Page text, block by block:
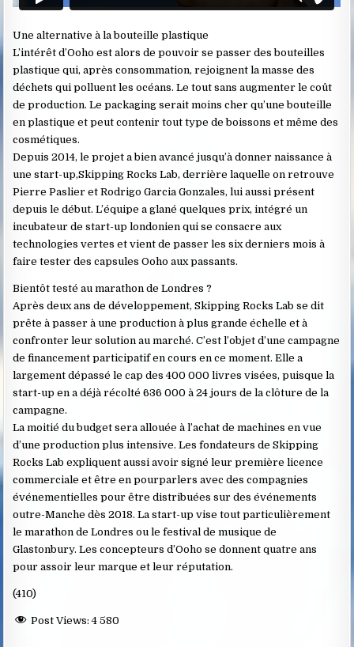
Une alternative à la bouteille plastique
L’intérêt d’Ooho est alors de pouvoir se passer des bouteilles
plastique qui, après consommation, rejoignent la masse des
déchets qui polluent les océans. Le tout sans augmenter le coût
de production. Le packaging serait moins cher qu’une bouteille
en plastique et peut contenir tout type de boissons et même des
cosmétiques.
Depuis 2014, le projet a bien avancé jusqu’à donner naissance à
une start-up,Skipping Rocks Lab, derrière laquelle on retrouve
Pierre Paslier et Rodrigo Garcia Gonzales, lui aussi présent
depuis le début. L’équipe a glané quelques prix, intégré un
incubateur de start-up londonien qui se consacre aux
technologies vertes et vient de passer les six derniers mois à
faire tester des capsules Ooho aux passants.
Bientôt testé au marathon de Londres ?
Après deux ans de développement, Skipping Rocks Lab se dit
prête à passer à une production à plus grande échelle et à
confronter leur solution au marché. C’est l’objet d’une campagne
de financement participatif en cours en ce moment. Elle a
largement dépassé le cap des 400 000 livres visées, puisque la
start-up en a déjà récolté 636 000 à 24 jours de la clôture de la
campagne.
La moitié du budget sera allouée à l’achat de machines en vue
d’une production plus intensive. Les fondateurs de Skipping
Rocks Lab expliquent aussi avoir signé leur première licence
commerciale et être en pourparlers avec des compagnies
événementielles pour être distribuées sur des événements
outre-Manche dès 2018. La start-up vise tout particulièrement
le marathon de Londres ou le festival de musique de
Glastonbury. Les concepteurs d’Ooho se donnent quatre ans
pour assoir leur marque et leur réputation.
(410)
Post Views: 4 580